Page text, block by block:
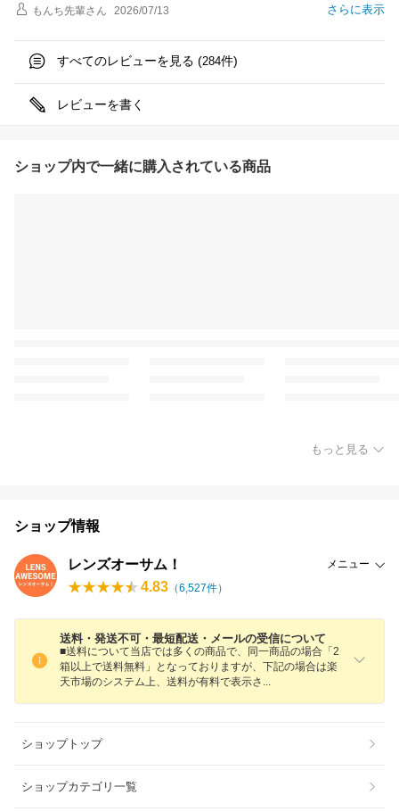
さらに表示
もんち先輩さん 2026/07/13
すべてのレビューを見る (284件)
レビューを書く
ショップ内で一緒に購入されている商品
もっと見る
ショップ情報
レンズオーサム！ メニュー
4.83 （6,527件）
送料・発送不可・最短配送・メールの受信について
■送料について当店では多くの商品で、同一商品の場合「2
箱以上で送料無料」となっておりますが、下記の場合は楽
天市場のシステム上、送料が有料で表示さ
ショップトップ
ショップカテゴリ一覧